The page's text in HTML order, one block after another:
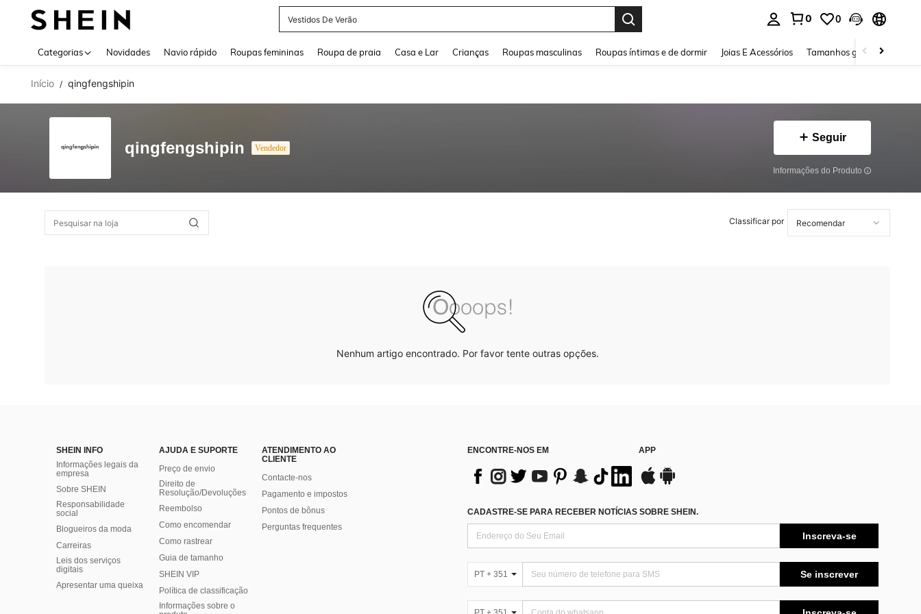
Vestidos De Verão
0 0
Categorias Novidades Navio rápido Roupas femininas Roupa de praia Casa e Lar Crianças Roupas masculinas Roupas íntimas e de dormir Joias E Acessórios Tamanhos grandes
Início / qingfengshipin
qingfengshipin Vendedor
Seguir
Informações do Produto
Classificar por
Nenhum artigo encontrado. Por favor tente outras opções.
SHEIN INFO
Informações legais da
empresa
Sobre SHEIN
Responsabilidade
social
Blogueiros da moda
Carreiras
Leis dos serviços
digitais
Apresentar uma queixa
AJUDA E SUPORTE
Preço de envio
Direito de
Resolução/Devoluções
Reembolso
Como encomendar
Como rastrear
Guia de tamanho
SHEIN VIP
Política de classificação
​Informações sobre o
ATENDIMENTO AO
CLIENTE
Contacte-nos
Pagamento e impostos
Pontos de bônus
Perguntas frequentes
ENCONTRE-NOS EM APP
CADASTRE-SE PARA RECEBER NOTÍCIAS SOBRE SHEIN.
Inscreva-se
PT + 351 Se inscrever